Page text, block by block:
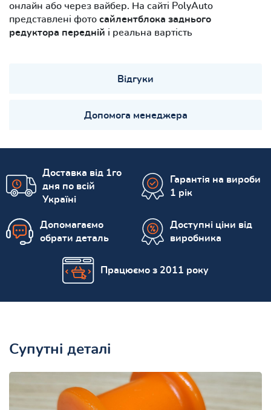
онлайн або через вайбер. На сайті PolyAuto
представлені фото сайлентблока заднього
редуктора передній і реальна вартість
Відгуки
Допомога менеджера
Доставка від 1го
дня по всій
Україні
Гарантія на вироби
1 рік
Допомагаємо
обрати деталь
Доступні ціни від
виробника
Працюємо з 2011 року
Супутні деталі